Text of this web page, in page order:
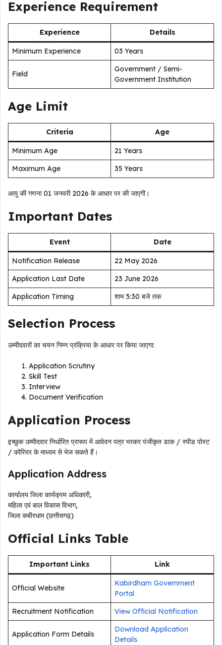
Experience Requirement
Experience Details
Minimum Experience 03 Years
Field
Government / Semi-
Government Institution
Age Limit
Criteria Age
Minimum Age
21 Years
Maximum Age
35 Years
आयु की गणना 01 जनवरी 2026 के आधार पर की जाएगी।
Important Dates
Event Date
Notification Release
22 May 2026
Application Last Date
23 June 2026
Application Timing
शाम 5:30 बजे तक
Selection Process
उम्मीदवारों का चयन निम्न प्रक्रिया के आधार पर किया जाएगा:
Application Scrutiny
Skill Test
Interview
Document Verification
Application Process
इच्छुक उम्मीदवार निर्धारित प्रारूप में आवेदन पत्र भरकर पंजीकृत डाक / स्पीड पोस्ट
/ कोरियर के माध्यम से भेज सकते हैं।
Application Address
कार्यालय जिला कार्यक्रम अधिकारी,
महिला एवं बाल विकास विभाग,
जिला कबीरधाम (छत्तीसगढ़)
Official Links Table
Important Links Link
Official Website
Kabirdham Government
Portal
Recruitment Notification
View Official Notification
Application Form Details
Download Application
Details